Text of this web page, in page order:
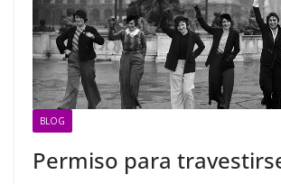
BLOG
Permiso para